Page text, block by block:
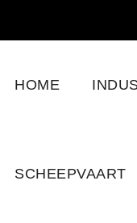
HOME
SCHEEPVAART